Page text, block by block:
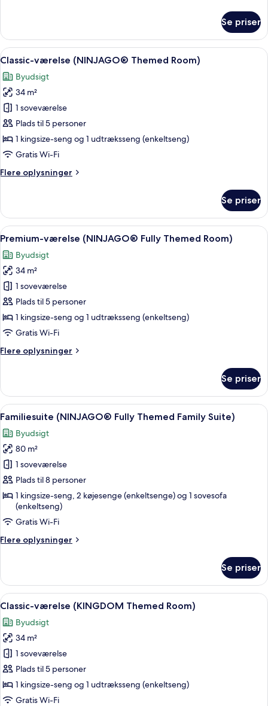
(FRIENDS
Fully
Themed
Suite)
Se priser
Indlæs
alle
billeder
af
Classic-
værelse
(NINJAGO®
Themed
Et hotelværelse med en seng, et
3
Classic-værelse (NINJAGO® Themed Room)
Byudsigt
34 m²
1 soveværelse
Plads til 5 personer
1 kingsize-seng og 1 udtræksseng (enkeltseng)
Gratis Wi-Fi
Flere oplysninger
Flere
værelse
(NINJAGO®
Themed
Se priser
Indlæs
alle
billeder
af
Premium-
værelse
(NINJAGO®
Fully
Room)
Et hotelværelse med en seng, et
3
Premium-værelse (NINJAGO® Fully Themed Room)
Byudsigt
34 m²
1 soveværelse
Plads til 5 personer
1 kingsize-seng og 1 udtræksseng (enkeltseng)
Gratis Wi-Fi
Flere oplysninger
Flere
værelse
(NINJAGO®
Fully
Room)
Se priser
Indlæs
alle
billeder
af
Familiesuite
(NINJAGO®
Fully
Themed
Family
Suite)
Et hotelværelse med en seng, et
4
Familiesuite (NINJAGO® Fully Themed Family Suite)
Byudsigt
80 m²
1 soveværelse
Plads til 8 personer
1 kingsize-seng, 2 køjesenge (enkeltsenge) og 1 sovesofa
(enkeltseng)
Gratis Wi-Fi
Flere oplysninger
Flere
(NINJAGO®
Fully
Themed
Suite)
Se priser
Indlæs
alle
billeder
af
Classic-
værelse
(KINGDOM
Themed
Et hotelværelse med en seng med
3
Classic-værelse (KINGDOM Themed Room)
Byudsigt
34 m²
1 soveværelse
Plads til 5 personer
1 kingsize-seng og 1 udtræksseng (enkeltseng)
Gratis Wi-Fi